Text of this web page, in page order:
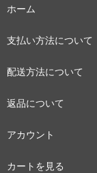
ホーム
支払い方法について
配送方法について
返品について
アカウント
カートを見る